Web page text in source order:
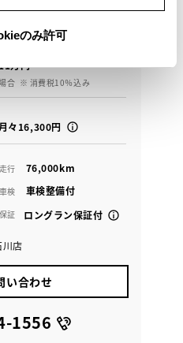
のみ許可
万円
合 ※ 消費税10％込み
々16,300円
走行 76,000km
車検 車検整備付
保証 ロングラン保証付
店
い合わせ
1556